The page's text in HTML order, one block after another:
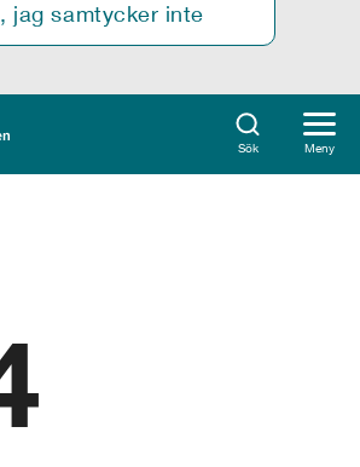
jag samtycker inte
Sök Meny